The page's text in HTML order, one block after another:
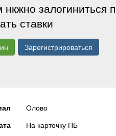
нкжно залогиниться
ставки
Зарегистрироваться
Олово
На карточку ПБ